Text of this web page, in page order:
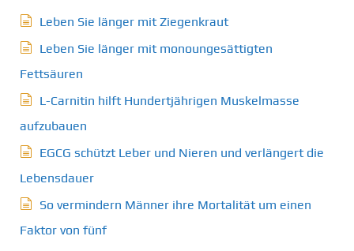
Leben Sie länger mit Ziegenkraut
Leben Sie länger mit monoungesättigten
Fettsäuren
L-Carnitin hilft Hundertjährigen Muskelmasse
aufzubauen
EGCG schützt Leber und Nieren und verlängert die
Lebensdauer
So vermindern Männer ihre Mortalität um einen
Faktor von fünf